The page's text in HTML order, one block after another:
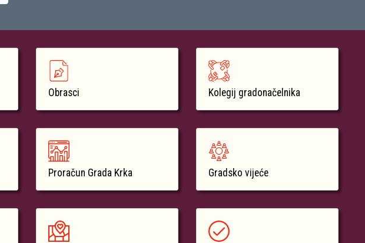
Obrasci
Proračun Grada Krka
Kolegij gradonačelnika
Gradsko vijeće